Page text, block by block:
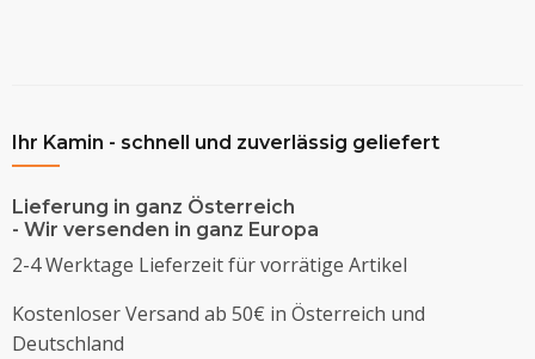
Ihr Kamin - schnell und zuverlässig geliefert
Lieferung in ganz Österreich
- Wir versenden in ganz Europa
2-4 Werktage Lieferzeit für vorrätige Artikel
Kostenloser Versand ab 50€ in Österreich und
Deutschland